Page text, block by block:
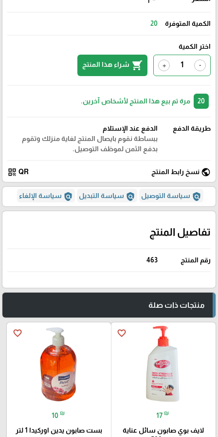
الكمية المتوفرة 20
اختر الكمية
-
+
shopping_cart شراء هذا المنتج
مرة تم بيع هذا المنتج لأشخاص آخرين.
طريقة الدفع
الدفع عند الإستلام
ببساطة نقوم بايصال المنتج لغاية منزلك وتقوم
بدفع الثمن لموظف التوصيل.
public نسخ رابط المنتج QR
qr_code
policy سياسة التوصيل policy سياسة التبديل policy سياسة الإلغاء
تفاصيل المنتج
رقم المنتج 463
منتجات ذات صلة
favorite_border
17 ₪
لايف بوي صابون سائل عناية
favorite_border
10 ₪
بست صابون يدين اوركيدا 1 لتر